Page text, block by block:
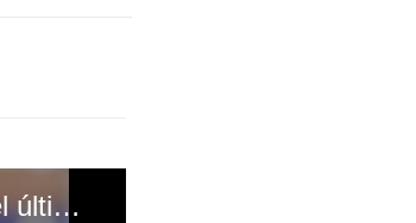
Diego Vázquez advierte a Marathón: "Somos el último equipo que ganó allí"